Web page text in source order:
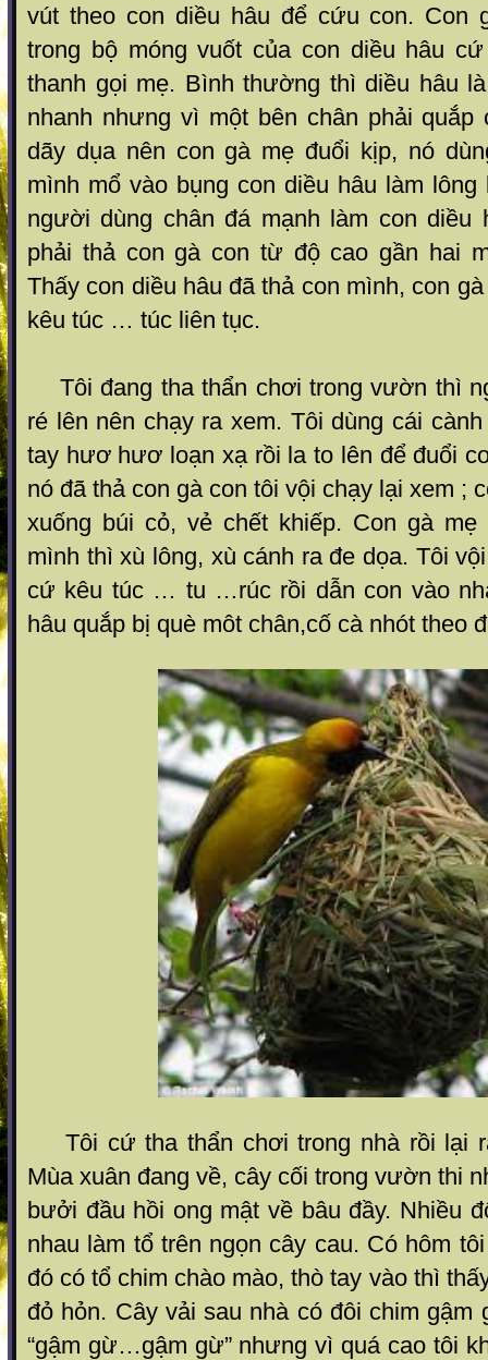
vút theo con diều hâu để cứu con. Con
trong bộ móng vuốt của con diều hâu
thanh gọi mẹ. Bình thường thì diều hâu
nhanh nhưng vì một bên chân phải quắp
dãy dụa nên con gà mẹ đuổi kịp, nó
mình mổ vào bụng con diều hâu làm
người dùng chân đá mạnh làm con diều
phải thả con gà con từ độ cao gần hai
Thấy con diều hâu đã thả con mình, con
kêu túc … túc liên tục.
Tôi đang tha thẩn chơi trong vườn thì
ré lên nên chạy ra xem. Tôi dùng cái
tay hươ hươ loạn xạ rồi la to lên để đuổi
nó đã thả con gà con tôi vội chạy lại xem ;
xuống búi cỏ, vẻ chết khiếp. Con gà
mình thì xù lông, xù cánh ra đe dọa. Tôi
cứ kêu túc … tu …rúc rồi dẫn con vào
hâu quắp bị què môt chân,cố cà nhót theo
Tôi cứ tha thẩn chơi trong nhà rồi lại
Mùa xuân đang về, cây cối trong vườn thi
bưởi đầu hồi ong mật về bâu đầy. Nhiều
nhau làm tổ trên ngọn cây cau. Có hôm
đó có tổ chim chào mào, thò tay vào thì
đỏ hỏn. Cây vải sau nhà có đôi chim gậm
“gậm gừ…gậm gừ” nhưng vì quá cao tôi